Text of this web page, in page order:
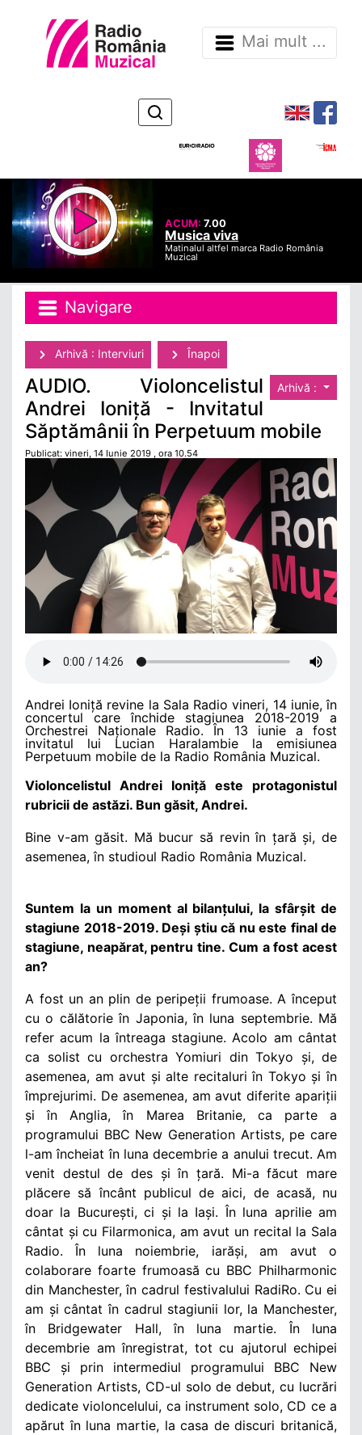
Mai mult ...
ACUM:7.00
Musica viva
Matinalul altfel marca Radio România
Muzical
Navigare
Arhivă : Interviuri Înapoi
Arhivă :
AUDIO. Violoncelistul
Andrei Ioniță - Invitatul
Săptămânii în Perpetuum mobile
Publicat: vineri, 14 Iunie 2019 , ora 10.54
Andrei Ioniță revine la Sala Radio vineri, 14 iunie, în
concertul care închide stagiunea 2018-2019 a
Orchestrei Naționale Radio. În 13 iunie a fost
invitatul lui Lucian Haralambie la emisiunea
Perpetuum mobile de la Radio România Muzical.
Violoncelistul Andrei Ioniță este protagonistul
rubricii de astăzi. Bun găsit, Andrei.
Bine v-am găsit. Mă bucur să revin în țară și, de
asemenea, în studioul Radio România Muzical.
Suntem la un moment al bilanțului, la sfârșit de
stagiune 2018-2019. Deși știu că nu este final de
stagiune, neapărat, pentru tine. Cum a fost acest
an?
A fost un an plin de peripeții frumoase. A început
cu o călătorie în Japonia, în luna septembrie. Mă
refer acum la întreaga stagiune. Acolo am cântat
ca solist cu orchestra Yomiuri din Tokyo și, de
asemenea, am avut și alte recitaluri în Tokyo și în
împrejurimi. De asemenea, am avut diferite apariții
și în Anglia, în Marea Britanie, ca parte a
programului BBC New Generation Artists, pe care
l-am încheiat în luna decembrie a anului trecut. Am
venit destul de des și în țară. Mi-a făcut mare
plăcere să încânt publicul de aici, de acasă, nu
doar la București, ci și la Iași. În luna aprilie am
cântat și cu Filarmonica, am avut un recital la Sala
Radio. În luna noiembrie, iarăși, am avut o
colaborare foarte frumoasă cu BBC Philharmonic
din Manchester, în cadrul festivalului RadiRo. Cu ei
am și cântat în cadrul stagiunii lor, la Manchester,
în Bridgewater Hall, în luna martie. În luna
decembrie am înregistrat, tot cu ajutorul echipei
BBC și prin intermediul programului BBC New
Generation Artists, CD-ul solo de debut, cu lucrări
dedicate violoncelului, ca instrument solo, CD ce a
apărut în luna martie, la casa de discuri britanică,